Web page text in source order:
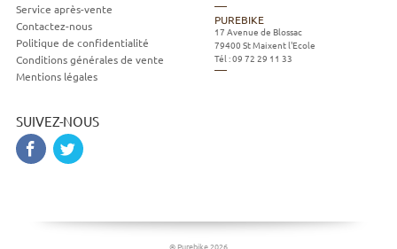
Service après-vente
Contactez-nous
Politique de confidentialité
Conditions générales de vente
Mentions légales
SUIVEZ-NOUS
PUREBIKE
17 Avenue de Blossac
79400 St Maixent l'Ecole
Tél :09 72 29 11 33